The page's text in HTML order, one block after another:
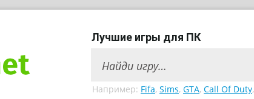
Лучшие игры для ПК
Например: Fifa, Sims, GTA, Call Of Duty,